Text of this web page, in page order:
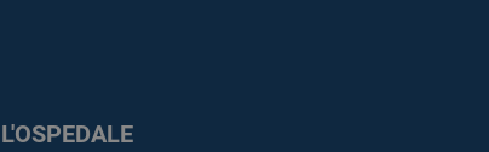
L'OSPEDALE